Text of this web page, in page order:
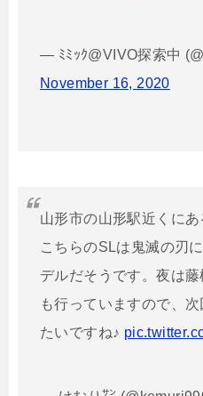
— ﾐﾐｯｸ@VIVO探索中
November 16, 2020
山形市の山形駅近くに
こちらのSLは鬼滅の刃
デルだそうです。夜は
も行っていますので、
たいですね♪